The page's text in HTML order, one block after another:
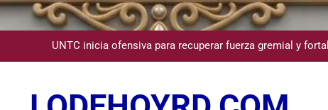
Guanin reconoce a Lora & Asociados por su compromiso con
UNTC inicia ofensiva para recuperar fuerza gremial y
Comisión Hípica Nacional admite emisión de miles de licencias